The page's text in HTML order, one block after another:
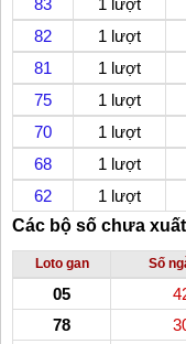
83
1 lượt
82
1 lượt
81
1 lượt
75
1 lượt
70
1 lượt
68
1 lượt
62
1 lượt
Các bộ số chưa
Loto gan Số
05
78